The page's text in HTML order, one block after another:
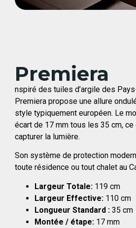
Premiera
nspiré des tuiles d’argile des
Premiera propose une allure
style typiquement européen. Le
écart de 17 mm tous les 35 cm,
capturer la lumière.
Son système de protection
toute résidence ou tout chalet au
Largeur Totale: 119 cm
Largeur Effective: 110 cm
Longueur Standard : 35 cm
Montée / étape: 17 mm